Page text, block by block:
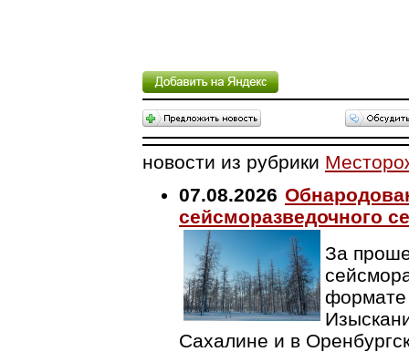
новости из рубрики
07.08.2026
сейсморазведочного
За
формате
Сахалине и в